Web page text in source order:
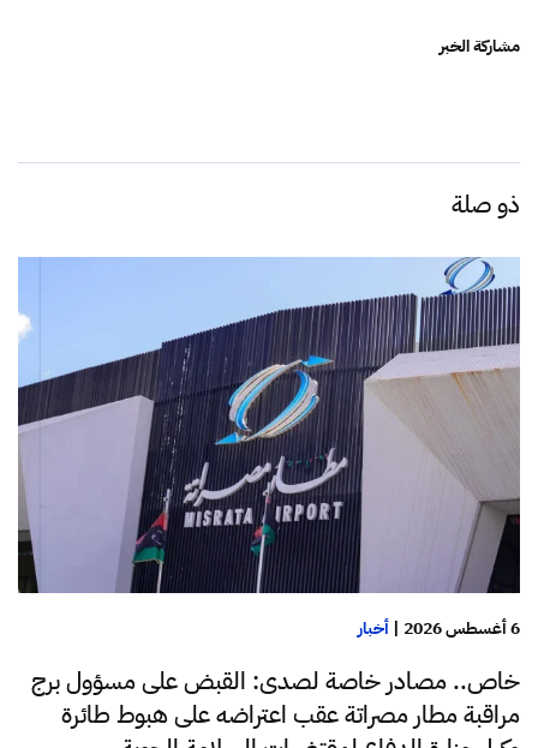
مشاركة الخبر
ذو صلة
6 أغسطس 2026 | أخبار
خاص.. مصادر خاصة لصدى: القبض على مسؤول برج
مراقبة مطار مصراتة عقب اعتراضه على هبوط طائرة